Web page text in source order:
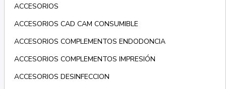
ACCESORIOS
ACCESORIOS CAD CAM CONSUMIBLE
ACCESORIOS COMPLEMENTOS ENDODONCIA
ACCESORIOS COMPLEMENTOS IMPRESIÓN
ACCESORIOS DESINFECCION